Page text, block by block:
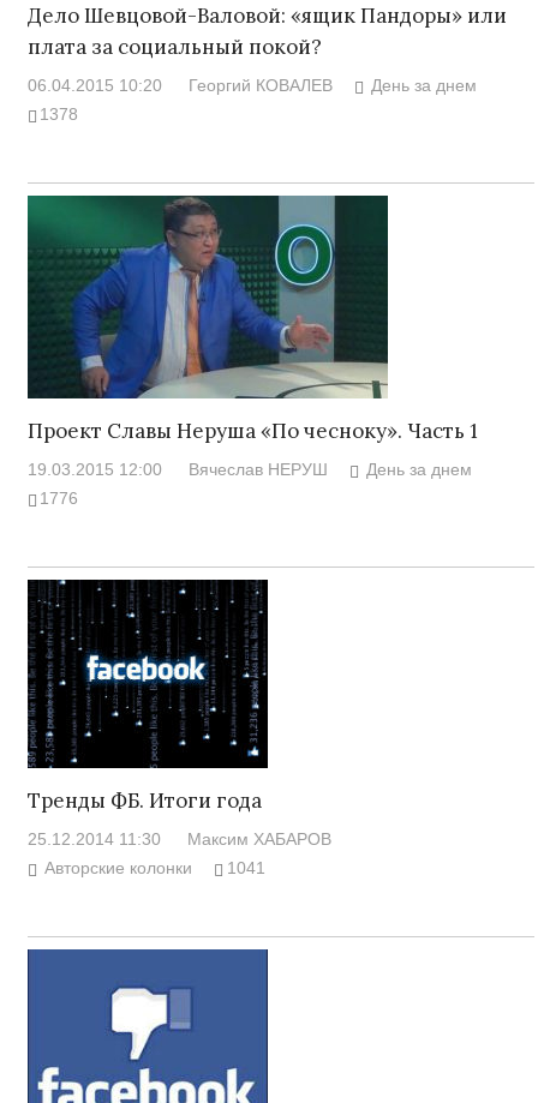
Дело Шевцовой-Валовой: «ящик Пандоры» или
плата за социальный покой?
06.04.2015 10:20 Георгий КОВАЛЕВ
День за днем
1378
Проект Славы Неруша «По чесноку». Часть 1
19.03.2015 12:00 Вячеслав НЕРУШ
День за днем
1776
Тренды ФБ. Итоги года
25.12.2014 11:30
Максим ХАБАРОВ
Авторские колонки
1041